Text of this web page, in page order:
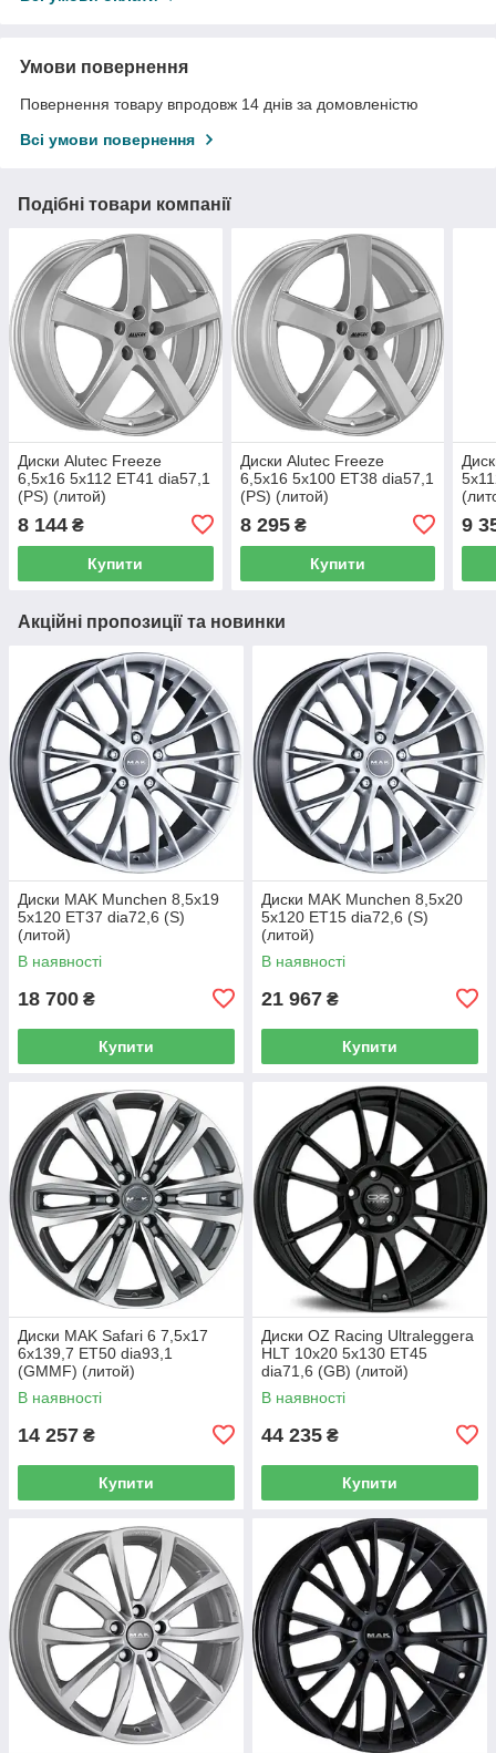
Умови повернення
Повернення товару впродовж 14 днів за домовленістю
Всі умови повернення
Подібні товари компанії
Диски Alutec Freeze
6,5x16 5x112 ET41 dia57,1
(PS) (литой)
8 144 ₴
Купити
Диски Alutec Freeze
6,5x16 5x100 ET38 dia57,1
(PS) (литой)
8 295₴
Купити
9
Акційні пропозиції та новинки
Диски MAK Munchen 8,5x19
5x120 ET37 dia72,6 (S)
(литой)
В наявності
18 700 ₴
Купити
Диски MAK Munchen 8,5x20
5x120 ET15 dia72,6 (S)
(литой)
В наявності
21 967 ₴
Купити
Диски MAK Safari 6 7,5x17
6x139,7 ET50 dia93,1
(GMMF) (литой)
В наявності
14 257 ₴
Купити
Диски OZ Racing Ultraleggera
HLT 10x20 5x130 ET45
dia71,6 (GB) (литой)
В наявності
44 235 ₴
Купити